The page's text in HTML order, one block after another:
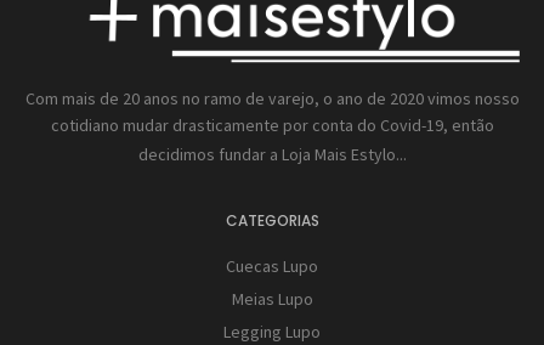
Com mais de 20 anos no ramo de varejo, o ano de 2020 vimos nosso
cotidiano mudar drasticamente por conta do Covid-19, então
decidimos fundar a Loja Mais Estylo...
CATEGORIAS
Cuecas Lupo
Meias Lupo
Legging Lupo